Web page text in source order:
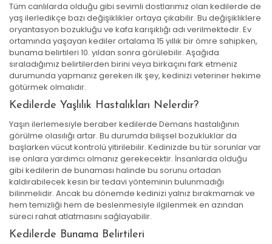
Tüm canlılarda olduğu gibi sevimli dostlarımız olan kedilerde de
yaş ilerledikçe bazı değişiklikler ortaya çıkabilir. Bu değişikliklere
oryantasyon bozukluğu ve kafa karışıklığı adı verilmektedir. Ev
ortamında yaşayan kediler ortalama 15 yıllık bir ömre sahipken,
bunama belirtileri 10. yıldan sonra görülebilir. Aşağıda
sıraladığımız belirtilerden birini veya birkaçını fark etmeniz
durumunda yapmanız gereken ilk şey, kedinizi veteriner hekime
götürmek olmalıdır.
Kedilerde Yaşlılık Hastalıkları Nelerdir?
Yaşın ilerlemesiyle beraber kedilerde Demans hastalığının
görülme olasılığı artar. Bu durumda bilişsel bozukluklar da
başlarken vücut kontrolü yitirilebilir. Kedinizde bu tür sorunlar var
ise onlara yardımcı olmanız gerekecektir. İnsanlarda olduğu
gibi kedilerin de bunaması halinde bu sorunu ortadan
kaldırabilecek kesin bir tedavi yönteminin bulunmadığı
bilinmelidir. Ancak bu dönemde kedinizi yalnız bırakmamak ve
hem temizliği hem de beslenmesiyle ilgilenmek en azından
süreci rahat atlatmasını sağlayabilir.
Kedilerde Bunama Belirtileri